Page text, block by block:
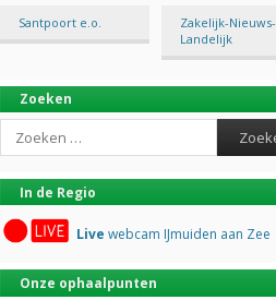
Santpoort e.o.
Zakelijk-Nieuws-
Landelijk
Zoeken
Search
In de Regio
Live webcam IJmuiden aan Zee
Onze ophaalpunten